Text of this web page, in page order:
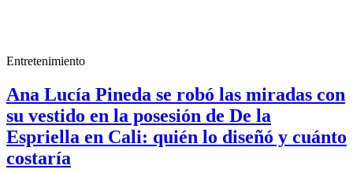
Entretenimiento
Ana Lucía Pineda se robó las miradas con
su vestido en la posesión de De la
Espriella en Cali: quién lo diseñó y cuánto
costaría